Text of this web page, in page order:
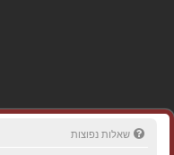
שאלות נפוצות